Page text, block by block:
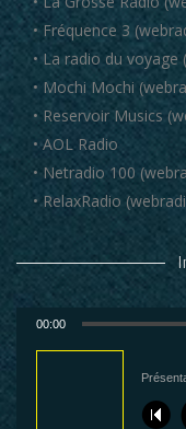
• Fréquence 3
• La radio du voyage
• Mochi Mochi
• Reservoir Musics
• AOL Radio
• Netradio 100
• RelaxRadio
00:00